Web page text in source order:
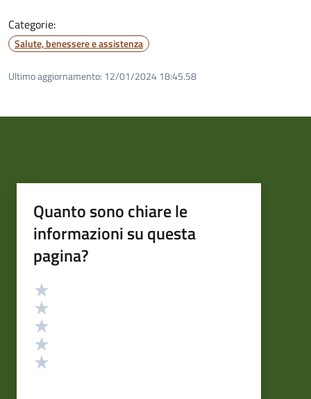
Categorie:
Salute, benessere e assistenza
Ultimo aggiornamento: 12/01/2024 18:45.58
Quanto sono chiare le
informazioni su questa
pagina?
Valutazione